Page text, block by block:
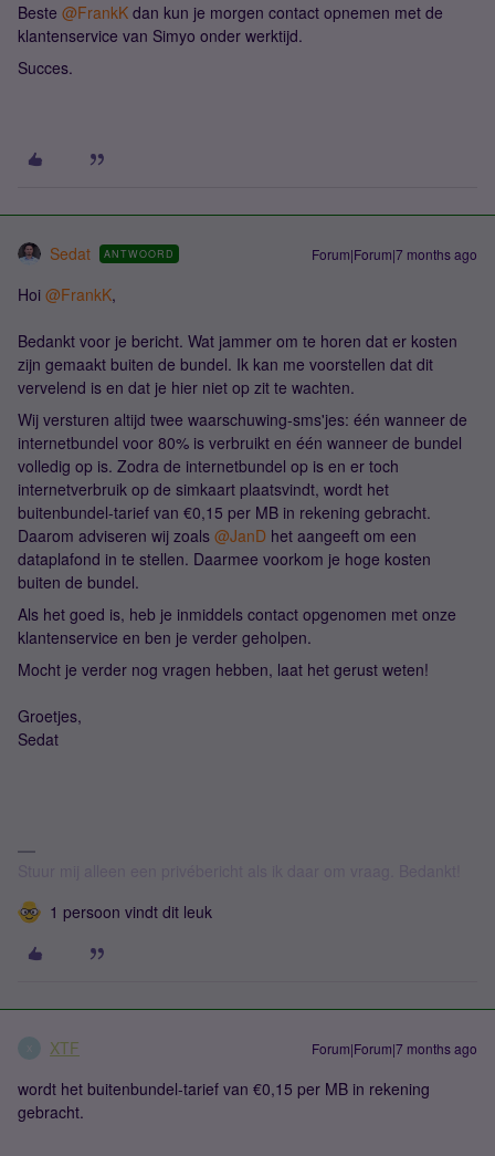
Beste ​ @FrankK dan kun je morgen contact opnemen met de
klantenservice van Simyo onder werktijd.
Succes.
Sedat ANTWOORD Forum|Forum|7 months ago
Hoi ​ @FrankK,
Bedankt voor je bericht. Wat jammer om te horen dat er kosten
zijn gemaakt buiten de bundel. Ik kan me voorstellen dat dit
vervelend is en dat je hier niet op zit te wachten.
Wij versturen altijd twee waarschuwing-sms'jes: één wanneer de
internetbundel voor 80% is verbruikt en één wanneer de bundel
volledig op is. Zodra de internetbundel op is en er toch
internetverbruik op de simkaart plaatsvindt, wordt het
buitenbundel-tarief van €0,15 per MB in rekening gebracht.
Daarom adviseren wij zoals ​ @JanD het aangeeft om een
dataplafond in te stellen. Daarmee voorkom je hoge kosten
buiten de bundel.
Als het goed is, heb je inmiddels contact opgenomen met onze
klantenservice en ben je verder geholpen.
Mocht je verder nog vragen hebben, laat het gerust weten!
Groetjes,
Sedat
1 persoon vindt dit leuk
XTF Forum|Forum|7 months ago
wordt het buitenbundel-tarief van €0,15 per MB in rekening
gebracht.